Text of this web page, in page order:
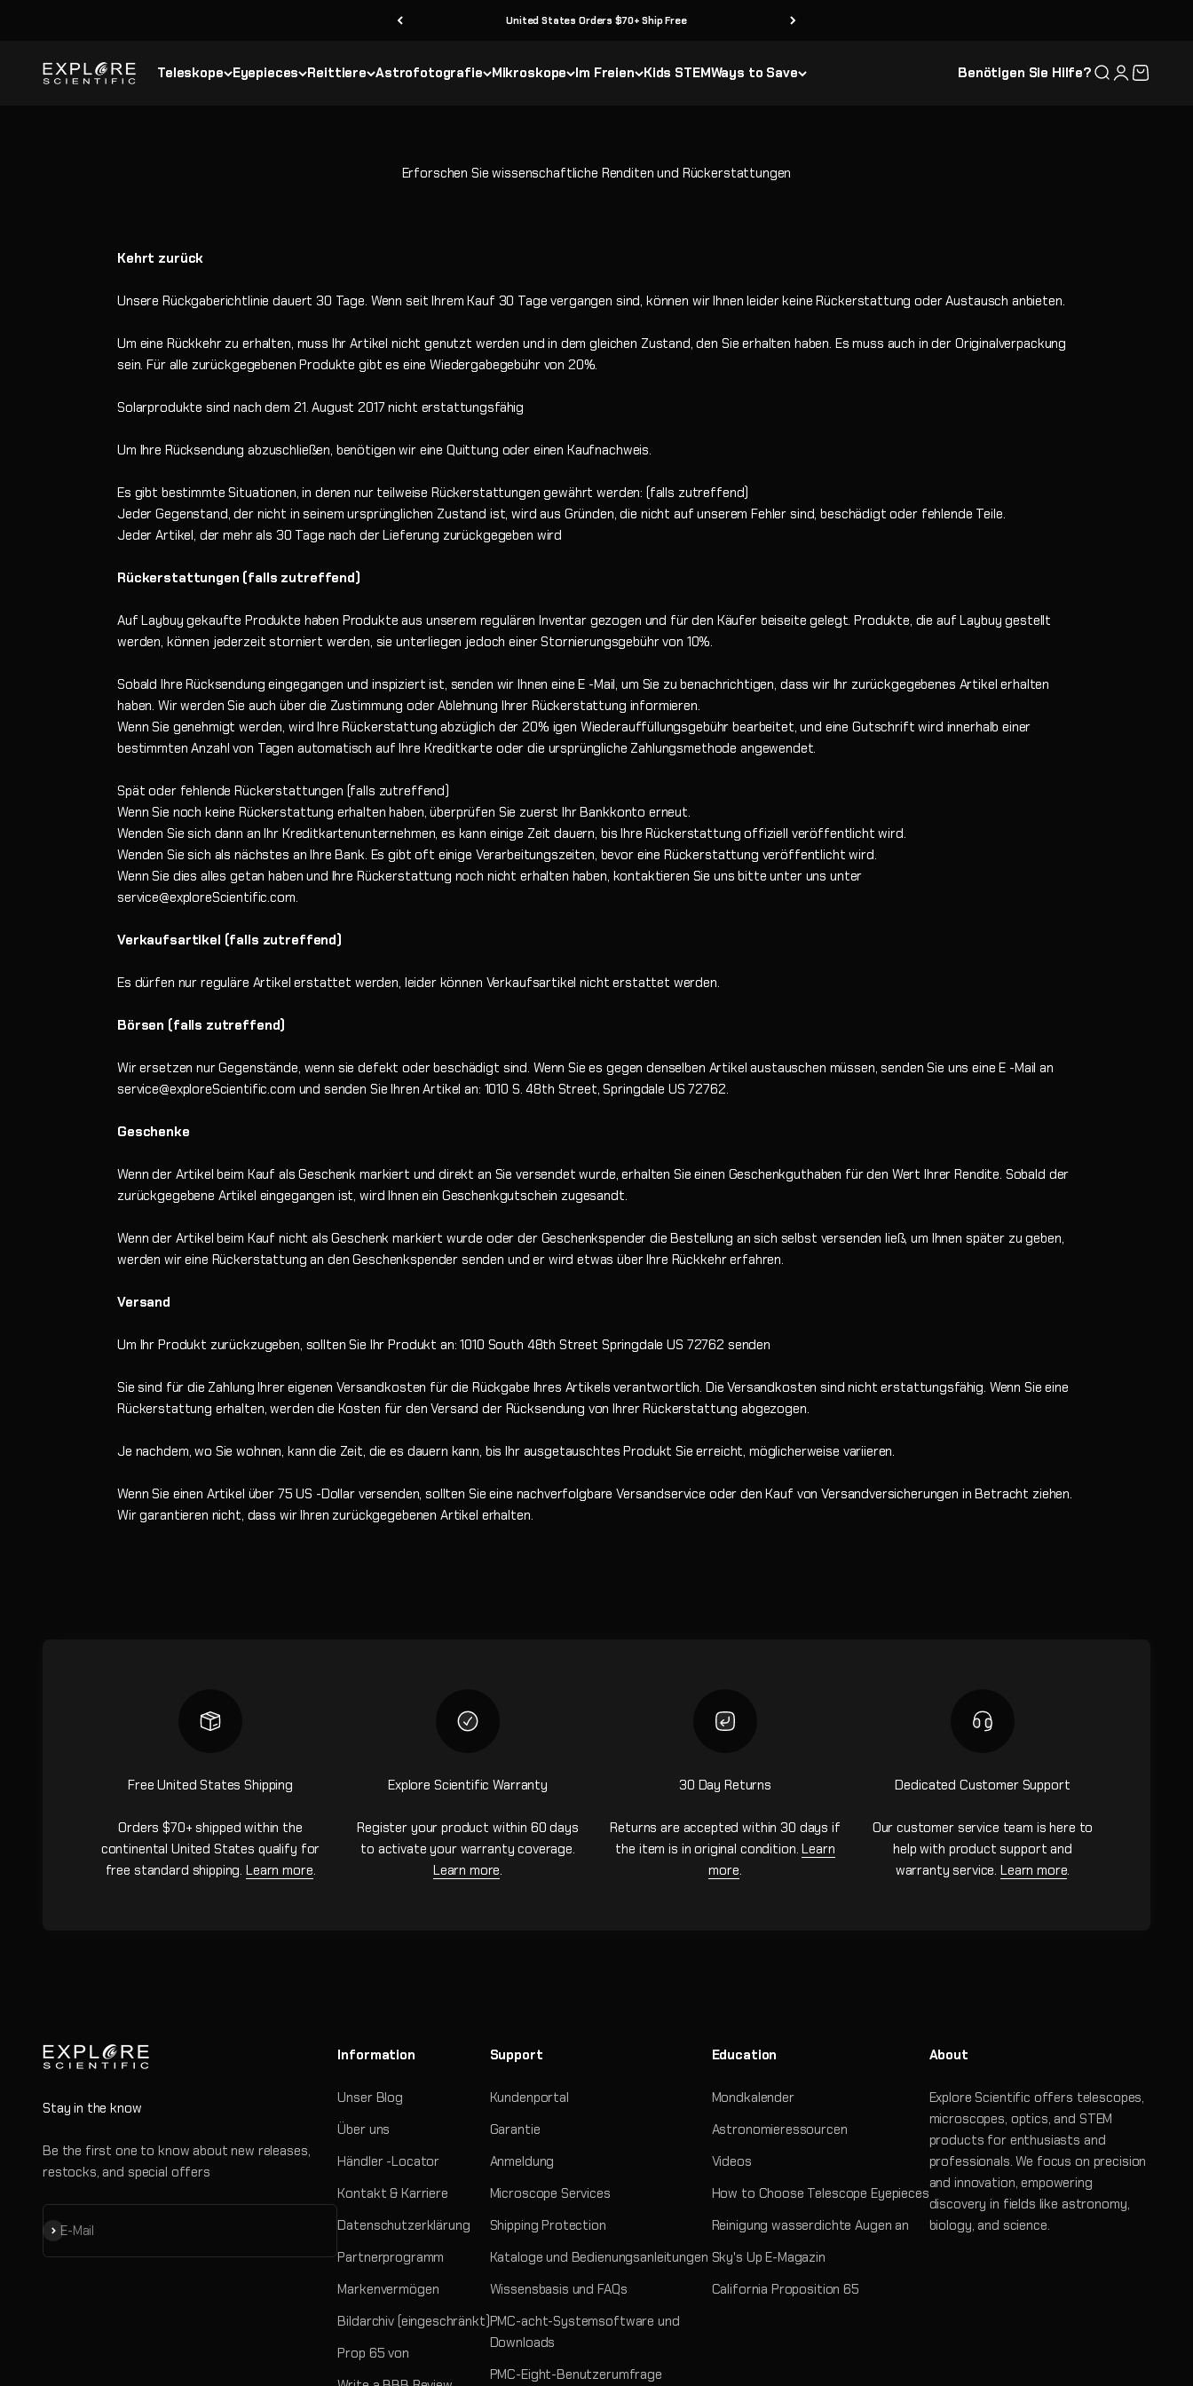
United States Orders $70+ Ship Free
Teleskope Eyepieces Reittiere Astrofotografie Mikroskope Im Freien Kids STEMWays to Save
Explore Scientific Benötigen Sie Hilfe? SucheAnmelden
Warenkorb
Erforschen Sie wissenschaftliche Renditen und Rückerstattungen
Kehrt zurück
Unsere Rückgaberichtlinie dauert 30 Tage. Wenn seit Ihrem Kauf 30 Tage vergangen sind, können wir Ihnen leider keine Rückerstattung oder Austausch anbieten.
Um eine Rückkehr zu erhalten, muss Ihr Artikel nicht genutzt werden und in dem gleichen Zustand, den Sie erhalten haben. Es muss auch in der Originalverpackung
sein. Für alle zurückgegebenen Produkte gibt es eine Wiedergabegebühr von 20%.
Solarprodukte sind nach dem 21. August 2017 nicht erstattungsfähig
Um Ihre Rücksendung abzuschließen, benötigen wir eine Quittung oder einen Kaufnachweis.
Es gibt bestimmte Situationen, in denen nur teilweise Rückerstattungen gewährt werden: (falls zutreffend)
Jeder Gegenstand, der nicht in seinem ursprünglichen Zustand ist, wird aus Gründen, die nicht auf unserem Fehler sind, beschädigt oder fehlende Teile.
Jeder Artikel, der mehr als 30 Tage nach der Lieferung zurückgegeben wird
Rückerstattungen (falls zutreffend)
Auf Laybuy gekaufte Produkte haben Produkte aus unserem regulären Inventar gezogen und für den Käufer beiseite gelegt. Produkte, die auf Laybuy gestellt
werden, können jederzeit storniert werden, sie unterliegen jedoch einer Stornierungsgebühr von 10%.
Sobald Ihre Rücksendung eingegangen und inspiziert ist, senden wir Ihnen eine E -Mail, um Sie zu benachrichtigen, dass wir Ihr zurückgegebenes Artikel erhalten
haben. Wir werden Sie auch über die Zustimmung oder Ablehnung Ihrer Rückerstattung informieren.
Wenn Sie genehmigt werden, wird Ihre Rückerstattung abzüglich der 20% igen Wiederauffüllungsgebühr bearbeitet, und eine Gutschrift wird innerhalb einer
bestimmten Anzahl von Tagen automatisch auf Ihre Kreditkarte oder die ursprüngliche Zahlungsmethode angewendet.
Spät oder fehlende Rückerstattungen (falls zutreffend)
Wenn Sie noch keine Rückerstattung erhalten haben, überprüfen Sie zuerst Ihr Bankkonto erneut.
Wenden Sie sich dann an Ihr Kreditkartenunternehmen, es kann einige Zeit dauern, bis Ihre Rückerstattung offiziell veröffentlicht wird.
Wenden Sie sich als nächstes an Ihre Bank. Es gibt oft einige Verarbeitungszeiten, bevor eine Rückerstattung veröffentlicht wird.
Wenn Sie dies alles getan haben und Ihre Rückerstattung noch nicht erhalten haben, kontaktieren Sie uns bitte unter uns unter
service@exploreScientific.com.
Verkaufsartikel (falls zutreffend)
Es dürfen nur reguläre Artikel erstattet werden, leider können Verkaufsartikel nicht erstattet werden.
Börsen (falls zutreffend)
Wir ersetzen nur Gegenstände, wenn sie defekt oder beschädigt sind. Wenn Sie es gegen denselben Artikel austauschen müssen, senden Sie uns eine E -Mail an
service@exploreScientific.com und senden Sie Ihren Artikel an: 1010 S. 48th Street, Springdale US 72762.
Geschenke
Wenn der Artikel beim Kauf als Geschenk markiert und direkt an Sie versendet wurde, erhalten Sie einen Geschenkguthaben für den Wert Ihrer Rendite. Sobald der
zurückgegebene Artikel eingegangen ist, wird Ihnen ein Geschenkgutschein zugesandt.
Wenn der Artikel beim Kauf nicht als Geschenk markiert wurde oder der Geschenkspender die Bestellung an sich selbst versenden ließ, um Ihnen später zu geben,
werden wir eine Rückerstattung an den Geschenkspender senden und er wird etwas über Ihre Rückkehr erfahren.
Versand
Um Ihr Produkt zurückzugeben, sollten Sie Ihr Produkt an: 1010 South 48th Street Springdale US 72762 senden
Sie sind für die Zahlung Ihrer eigenen Versandkosten für die Rückgabe Ihres Artikels verantwortlich. Die Versandkosten sind nicht erstattungsfähig. Wenn Sie eine
Rückerstattung erhalten, werden die Kosten für den Versand der Rücksendung von Ihrer Rückerstattung abgezogen.
Je nachdem, wo Sie wohnen, kann die Zeit, die es dauern kann, bis Ihr ausgetauschtes Produkt Sie erreicht, möglicherweise variieren.
Wenn Sie einen Artikel über 75 US -Dollar versenden, sollten Sie eine nachverfolgbare Versandservice oder den Kauf von Versandversicherungen in Betracht ziehen.
Wir garantieren nicht, dass wir Ihren zurückgegebenen Artikel erhalten.
Free United States Shipping
Orders $70+ shipped within the
continental United States qualify for
free standard shipping.Learn more.
Explore Scientific Warranty
Register your product within 60 days
to activate your warranty coverage.
Learn more.
30 Day Returns
Returns are accepted within 30 days if
the item is in original condition.Learn
more.
Dedicated Customer Support
Our customer service team is here to
help with product support and
warranty service. Learn more.
Stay in the know
Be the first one to know about new releases,
restocks, and special offers
E-Mail
Abonnieren
Information
Unser Blog
Über uns
Händler -Locator
Kontakt & Karriere
Datenschutzerklärung
Partnerprogramm
Markenvermögen
Bildarchiv (eingeschränkt)
Prop 65 von
Support
Kundenportal
Garantie
Anmeldung
Microscope Services
Shipping Protection
Kataloge und Bedienungsanleitungen
Wissensbasis und FAQs
PMC-acht-Systemsoftware und
Downloads
PMC-Eight-Benutzerumfrage
Education
Mondkalender
Astronomieressourcen
Videos
How to Choose Telescope Eyepieces
Reinigung wasserdichte Augen an
Sky's Up E-Magazin
California Proposition 65
About
Explore Scientific offers telescopes,
microscopes, optics, and STEM
products for enthusiasts and
professionals. We focus on precision
and innovation, empowering
discovery in fields like astronomy,
biology, and science.